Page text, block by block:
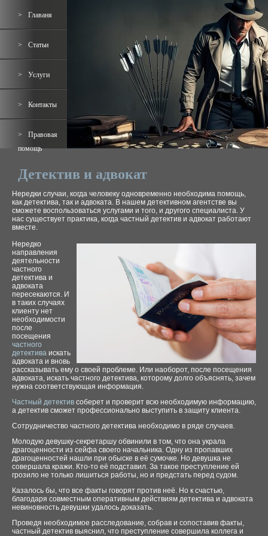
Главаня
Статьи
Услуги
Контакты
Правовая
помощь
Детектив и адвокат
Нередки случаи, когда человеку одновременно необходима помощь,
как детектива, так и адвоката. В нашем детективном агентстве вы
сможете воспользоваться услугами и того, и другого специалиста. У
нас существует практика, когда частный детектив и адвокат работают
вместе.
Нередко
направления
деятельности
частного
детектива и
адвоката
пересекаются. И
в таких случаях
клиенту нет
необходимости
после
посещения
частного
детектива искать
адвоката и вновь
рассказывать ему о своей проблеме. Или наоборот, после посещения
адвоката, искать частного детектива, которому долго объяснять, зачем
нужна соответствующая информация.
Частный детектив соберет и проверит всю необходимую информацию,
а детектив сможет профессионально выступить в защиту клиента.
Сотрудничество частного детектива необходимо в ряде случаев.
Молодую девушку-секретаршу обвинили в том, что она украла
драгоценности из сейфа своего начальника. Одну из пропавших
драгоценностей нашли при обыске в её сумочке. Но девушка не
совершала кражи. Кто-то её подставил. За такое преступление ей
грозило не только лишиться работы, но и предстать перед судом.
Казалось бы, что все факты говорят против неё. Но к счастью,
благодаря совместным оперативным действиям детектива и адвоката
невиновность девушки удалось доказать.
Проведя необходимое расследование, собрав и сопоставив факты,
частный детектив выяснил, что преступление совершила коллега и